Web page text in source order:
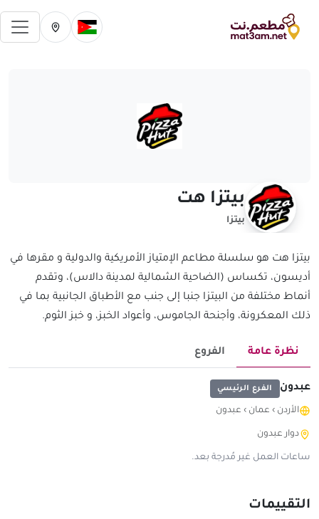
تغيير الدولة الحالية
تغيير المدينة
بيتزا هت
بيتزا
بيتزا هت هو سلسلة مطاعم الإمتياز الأمريكية والدولية و مقرها في
أديسون، تكساس (الضاحية الشمالية لمدينة دالاس)، وتقدم
أنماط مختلفة من البيتزا جنبا إلى جنب مع الأطباق الجانبية بما في
ذلك المعكرونة، وأجنحة الجاموس، وأعواد الخبز، و خبز الثوم.
نظرة عامة الفروع
عبدون الفرع الرئيسي
الأردن › عمان › عبدون
دوار عبدون
ساعات العمل غير مُدرجة بعد.
التقييمات